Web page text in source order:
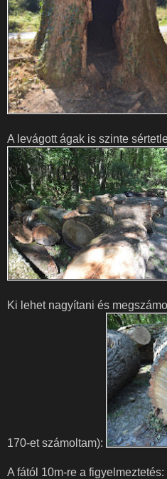
A levágott ágak is szinte
Ki lehet nagyítani és
170-et számoltam):
A fától 10m-re a figyelmeztetés: